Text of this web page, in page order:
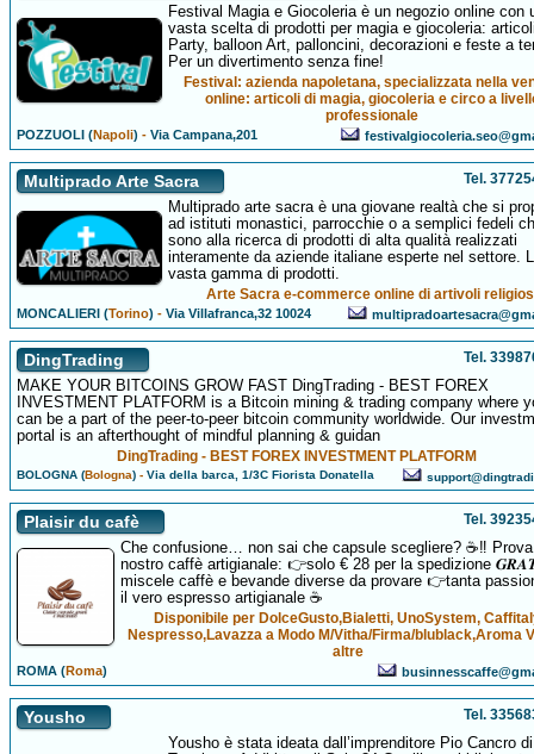
Festival Magia e Giocoleria è un negozio online con
vasta scelta di prodotti per magia e giocoleria:
Party, balloon Art, palloncini, decorazioni e feste a
Per un divertimento senza fine!
Festival: azienda napoletana, specializzata nella
online: articoli di magia, giocoleria e circo a
professionale
POZZUOLI (Napoli) -Via Campana,201
Multiprado Arte Sacra Tel.
Multiprado arte sacra è una giovane realtà che si
ad istituti monastici, parrocchie o a semplici fedeli
sono alla ricerca di prodotti di alta qualità realizzati
interamente da aziende italiane esperte nel settore.
vasta gamma di prodotti.
Arte Sacra e-commerce online di artivoli
MONCALIERI (Torino) -Via Villafranca,32 10024
DingTrading Tel.
MAKE YOUR BITCOINS GROW FAST DingTrading - BEST FOREX
INVESTMENT PLATFORM is a Bitcoin mining & trading company where
can be a part of the peer-to-peer bitcoin community worldwide. Our
portal is an afterthought of mindful planning & guidan
DingTrading - BEST FOREX INVESTMENT PLATFORM
BOLOGNA (Bologna) -Via della barca, 1/3C Fiorista Donatella
Plaisir du cafè Tel.
Che confusione… non sai che capsule scegliere? ☕️‼️
nostro caffè artigianale: 👉solo € 28 per la spedizione
miscele caffè e bevande diverse da provare 👉tanta
il vero espresso artigianale ☕️
Disponibile per DolceGusto,Bialetti, UnoSystem,
Nespresso,Lavazza a Modo M/Vitha/Firma/blublack,Aroma
altre
ROMA (Roma)
Yousho Tel.
Yousho è stata ideata dall’imprenditore Pio Cancro di